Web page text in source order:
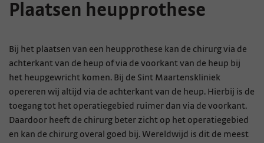
Plaatsen heupprothese
Bij het plaatsen van een heupprothese kan de chirurg via de
achterkant van de heup of via de voorkant van de heup bij
het heupgewricht komen. Bij de Sint Maartenskliniek
opereren wij altijd via de achterkant van de heup. Hierbij is de
toegang tot het operatiegebied ruimer dan via de voorkant.
Daardoor heeft de chirurg beter zicht op het operatiegebied
en kan de chirurg overal goed bij. Wereldwijd is dit de meest